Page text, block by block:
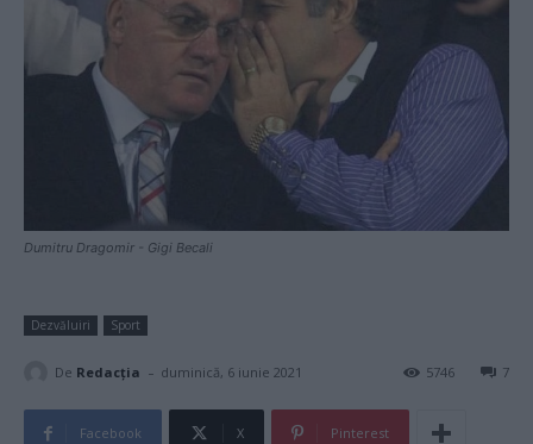
Dumitru Dragomir - Gigi Becali
Dezvăluiri Sport
De Redacţia - duminică, 6 iunie 2021 7
5746
Facebook X Pinterest